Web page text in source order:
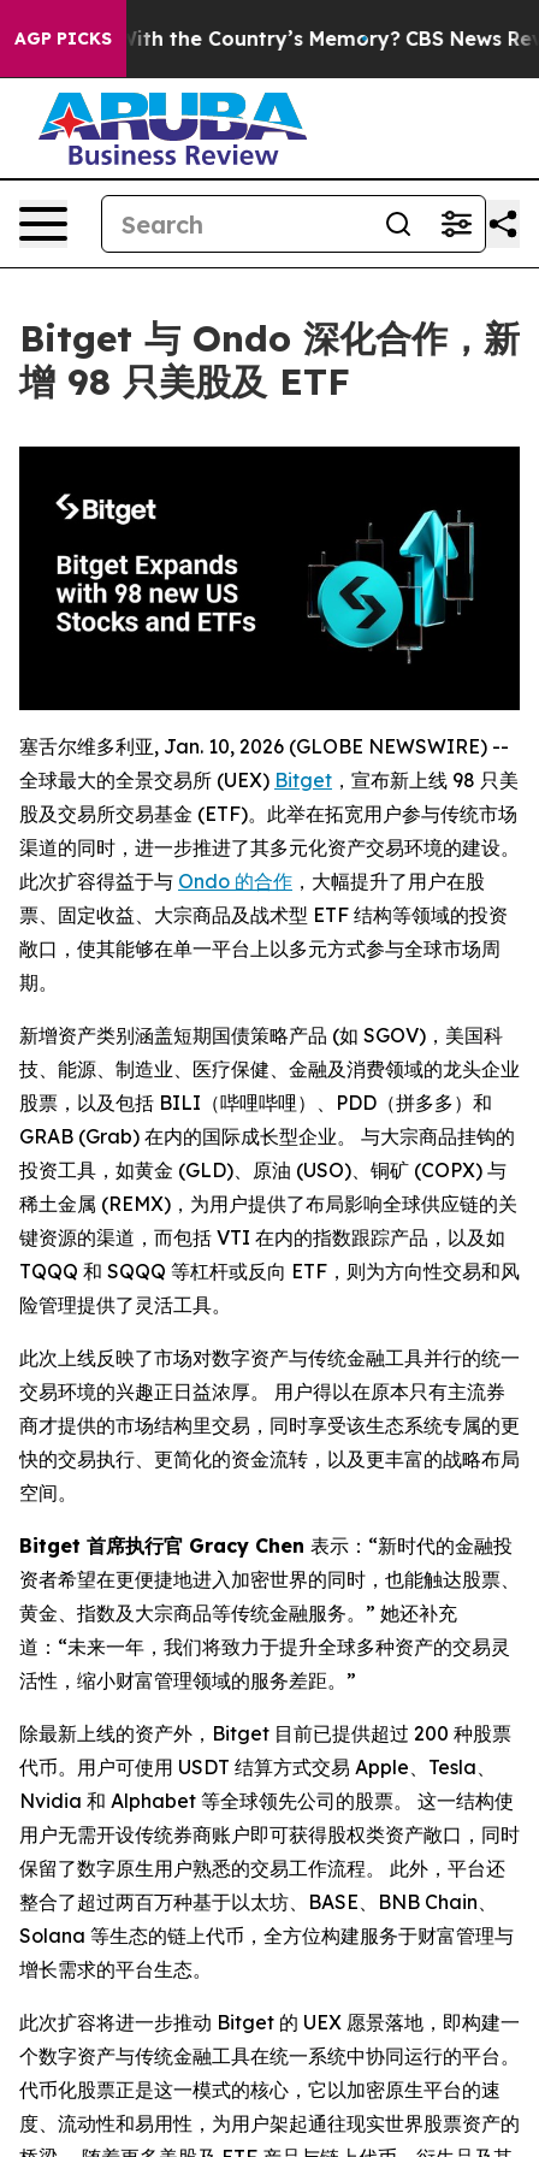
AGP PICKS
With the Country’s Memory? CBS News
Bitget 与 Ondo 深化合作，新
增 98 只美股及 ETF
塞舌尔维多利亚, Jan. 10, 2026 (GLOBE NEWSWIRE) --
全球最大的全景交易所 (UEX) Bitget ，宣布新上线 98 只美
股及交易所交易基金 (ETF)。此举在拓宽用户参与传统市场
渠道的同时，进一步推进了其多元化资产交易环境的建设。
此次扩容得益于与 Ondo 的合作 ，大幅提升了用户在股
票、固定收益、大宗商品及战术型 ETF 结构等领域的投资
敞口，使其能够在单一平台上以多元方式参与全球市场周
期。
新增资产类别涵盖短期国债策略产品 (如 SGOV)，美国科
技、能源、制造业、医疗保健、金融及消费领域的龙头企业
股票，以及包括 BILI（哔哩哔哩）、PDD（拼多多）和
GRAB (Grab) 在内的国际成长型企业。 与大宗商品挂钩的
投资工具，如黄金 (GLD)、原油 (USO)、铜矿 (COPX) 与
稀土金属 (REMX)，为用户提供了布局影响全球供应链的关
键资源的渠道，而包括 VTI 在内的指数跟踪产品，以及如
TQQQ 和 SQQQ 等杠杆或反向 ETF，则为方向性交易和风
险管理提供了灵活工具。
此次上线反映了市场对数字资产与传统金融工具并行的统一
交易环境的兴趣正日益浓厚。 用户得以在原本只有主流券
商才提供的市场结构里交易，同时享受该生态系统专属的更
快的交易执行、更简化的资金流转，以及更丰富的战略布局
空间。
Bitget 首席执行官 Gracy Chen 表示：“新时代的金融投
资者希望在更便捷地进入加密世界的同时，也能触达股票、
黄金、指数及大宗商品等传统金融服务。” 她还补充
道：“未来一年，我们将致力于提升全球多种资产的交易灵
活性，缩小财富管理领域的服务差距。”
除最新上线的资产外，Bitget 目前已提供超过 200 种股票
代币。用户可使用 USDT 结算方式交易 Apple、Tesla、
Nvidia 和 Alphabet 等全球领先公司的股票。 这一结构使
用户无需开设传统券商账户即可获得股权类资产敞口，同时
保留了数字原生用户熟悉的交易工作流程。 此外，平台还
整合了超过两百万种基于以太坊、BASE、BNB Chain、
Solana 等生态的链上代币，全方位构建服务于财富管理与
增长需求的平台生态。
此次扩容将进一步推动 Bitget 的 UEX 愿景落地，即构建一
个数字资产与传统金融工具在统一系统中协同运行的平台。
代币化股票正是这一模式的核心，它以加密原生平台的速
度、流动性和易用性，为用户架起通往现实世界股票资产的